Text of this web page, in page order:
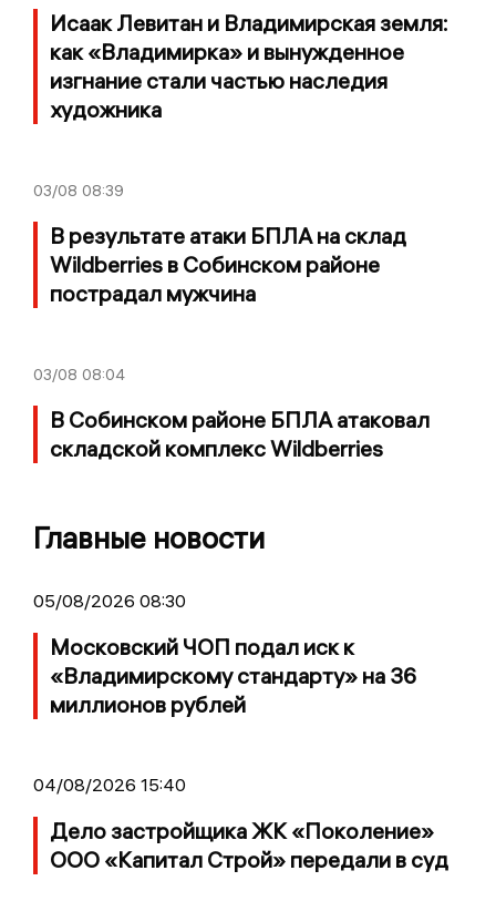
Исаак Левитан и Владимирская земля:
как «Владимирка» и вынужденное
изгнание стали частью наследия
художника
03/08 08:39
В результате атаки БПЛА на склад
Wildberries в Собинском районе
пострадал мужчина
03/08 08:04
В Собинском районе БПЛА атаковал
складской комплекс Wildberries
Главные новости
05/08/2026 08:30
Московский ЧОП подал иск к
«Владимирскому стандарту» на 36
миллионов рублей
04/08/2026 15:40
Дело застройщика ЖК «Поколение»
ООО «Капитал Строй» передали в суд